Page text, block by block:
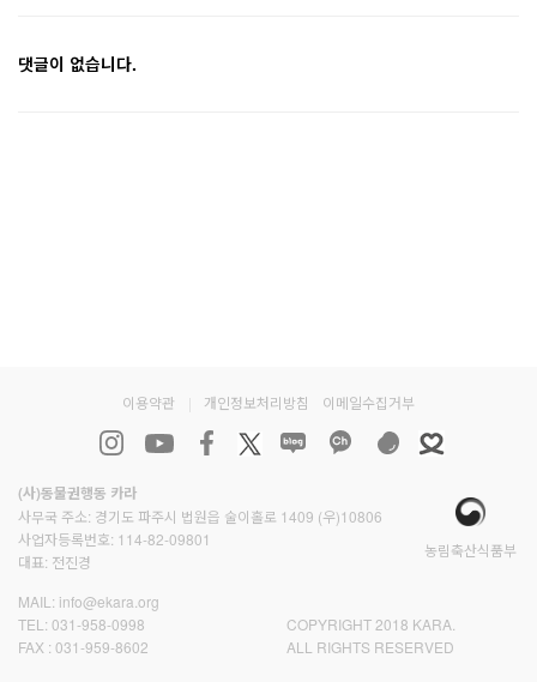
댓글이 없습니다.
이용약관 개인정보처리방침 이메일수집거부
(사)동물권행동 카라
사무국 주소: 경기도 파주시 법원읍 술이홀로 1409 (우)10806
사업자등록번호: 114-82-09801
대표: 전진경
농림축산식품부
MAIL: info@ekara.org
TEL: 031-958-0998
FAX : 031-959-8602
COPYRIGHT 2018 KARA.
ALL RIGHTS RESERVED